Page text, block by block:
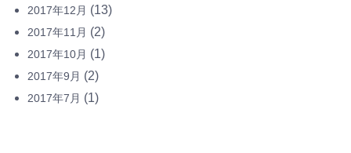
2017年12月 (13)
2017年11月 (2)
2017年10月 (1)
2017年9月 (2)
2017年7月 (1)